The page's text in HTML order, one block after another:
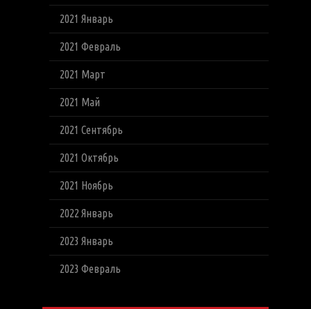
2021 Январь
2021 Февраль
2021 Март
2021 Май
2021 Сентябрь
2021 Октябрь
2021 Ноябрь
2022 Январь
2023 Январь
2023 Февраль